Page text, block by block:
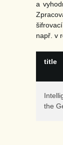
a
např. v
title
the